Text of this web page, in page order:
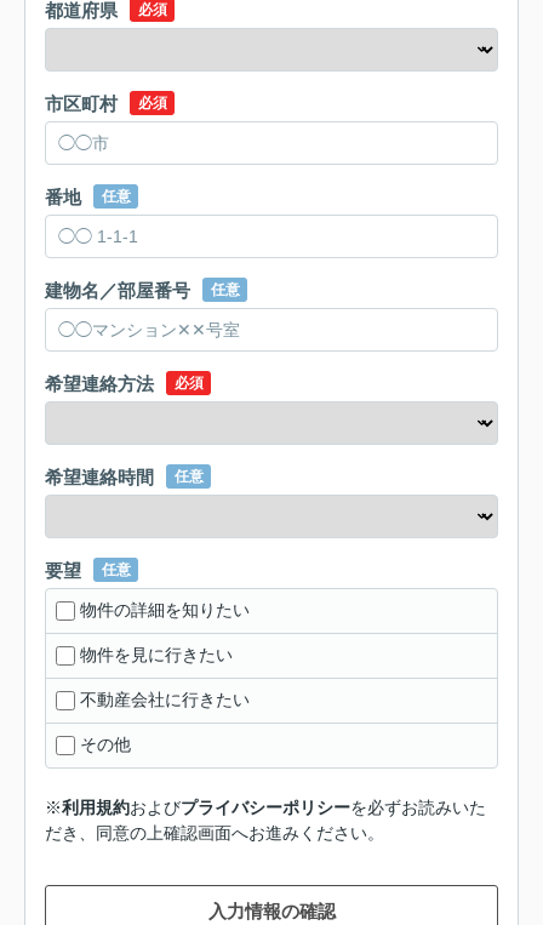
都道府県 必須
市区町村 必須
番地 任意
建物名／部屋番号 任意
希望連絡方法 必須
希望連絡時間 任意
要望 任意
物件の詳細を知りたい
物件を見に行きたい
不動産会社に行きたい
その他
※利用規約およびプライバシーポリシーを必ずお読みいた
だき、同意の上確認画面へお進みください。
入力情報の確認